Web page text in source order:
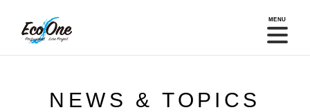
MENU
NEWS & TOPICS